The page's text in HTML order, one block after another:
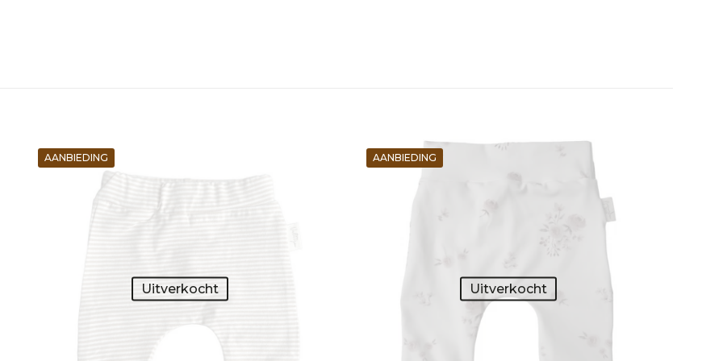
AANBIEDING
Uitverkocht
AANBIEDING
Uitverkocht